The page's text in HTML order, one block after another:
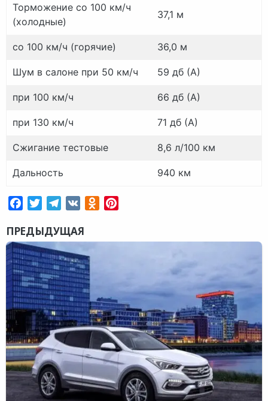
Торможение со 100 км/ч
(холодные)
37,1 м
со 100 км/ч (горячие) 36,0 м
Шум в салоне при 50 км/ч 59 дб (А)
при 100 км/ч 66 дб (А)
при 130 км/ч 71 дб (А)
Сжигание тестовые 8,6 л/100 км
Дальность 940 км
FacebookTwitterTelegram
VK Odnoklassniki
ПРЕДЫДУЩАЯ